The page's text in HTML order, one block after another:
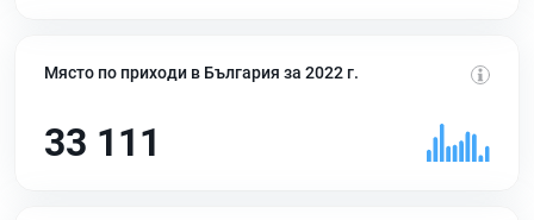
Място по приходи в България за 2022 г.
33 111